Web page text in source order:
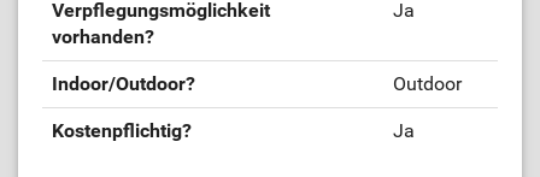
Verpflegungsmöglichkeit
vorhanden?
Ja
Indoor/Outdoor? Outdoor
Kostenpflichtig? Ja